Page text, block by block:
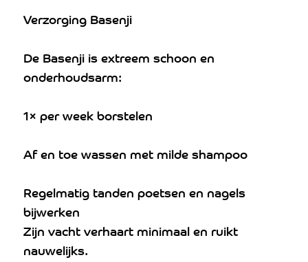
Verzorging Basenji
De Basenji is extreem schoon en
onderhoudsarm:
1× per week borstelen
Af en toe wassen met milde shampoo
Regelmatig tanden poetsen en nagels
bijwerken
Zijn vacht verhaart minimaal en ruikt
nauwelijks.